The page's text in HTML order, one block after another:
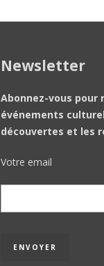
Newsletter
Abonnez-vous
événements
découvertes et les
Votre email